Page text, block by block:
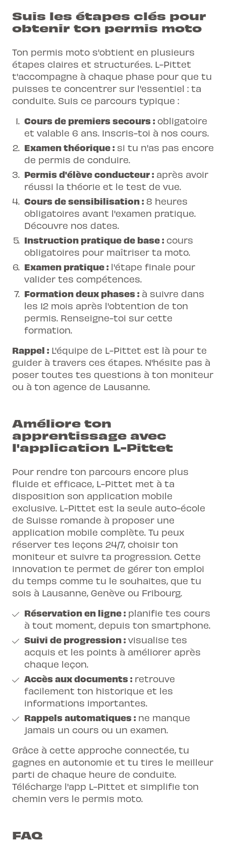
Suis les étapes clés pour
obtenir ton permis moto
Ton permis moto s'obtient en plusieurs
étapes claires et structurées. L-Pittet
t'accompagne à chaque phase pour que tu
puisses te concentrer sur l'essentiel : ta
conduite. Suis ce parcours typique :
Cours de premiers secours : obligatoire
et valable 6 ans. Inscris-toi à nos cours.
Examen théorique : si tu n'as pas encore
de permis de conduire.
Permis d'élève conducteur : après avoir
réussi la théorie et le test de vue.
Cours de sensibilisation : 8 heures
obligatoires avant l'examen pratique.
Découvre nos dates.
Instruction pratique de base : cours
obligatoires pour maîtriser ta moto.
Examen pratique : l'étape finale pour
valider tes compétences.
Formation deux phases : à suivre dans
les 12 mois après l'obtention de ton
permis. Renseigne-toi sur cette
formation.
Rappel : L'équipe de L-Pittet est là pour te
guider à travers ces étapes. N'hésite pas à
poser toutes tes questions à ton moniteur
ou à ton agence de Lausanne.
Améliore ton
apprentissage avec
l'application L-Pittet
Pour rendre ton parcours encore plus
fluide et efficace, L-Pittet met à ta
disposition son application mobile
exclusive. L-Pittet est la seule auto-école
de Suisse romande à proposer une
application mobile complète. Tu peux
réserver tes leçons 24/7, choisir ton
moniteur et suivre ta progression. Cette
innovation te permet de gérer ton emploi
du temps comme tu le souhaites, que tu
sois à Lausanne, Genève ou Fribourg.
Réservation en ligne : planifie tes cours
à tout moment, depuis ton smartphone.
Suivi de progression : visualise tes
acquis et les points à améliorer après
chaque leçon.
Accès aux documents : retrouve
facilement ton historique et les
informations importantes.
Rappels automatiques : ne manque
jamais un cours ou un examen.
Grâce à cette approche connectée, tu
gagnes en autonomie et tu tires le meilleur
parti de chaque heure de conduite.
Télécharge l'app L-Pittet et simplifie ton
chemin vers le permis moto.
FAQ